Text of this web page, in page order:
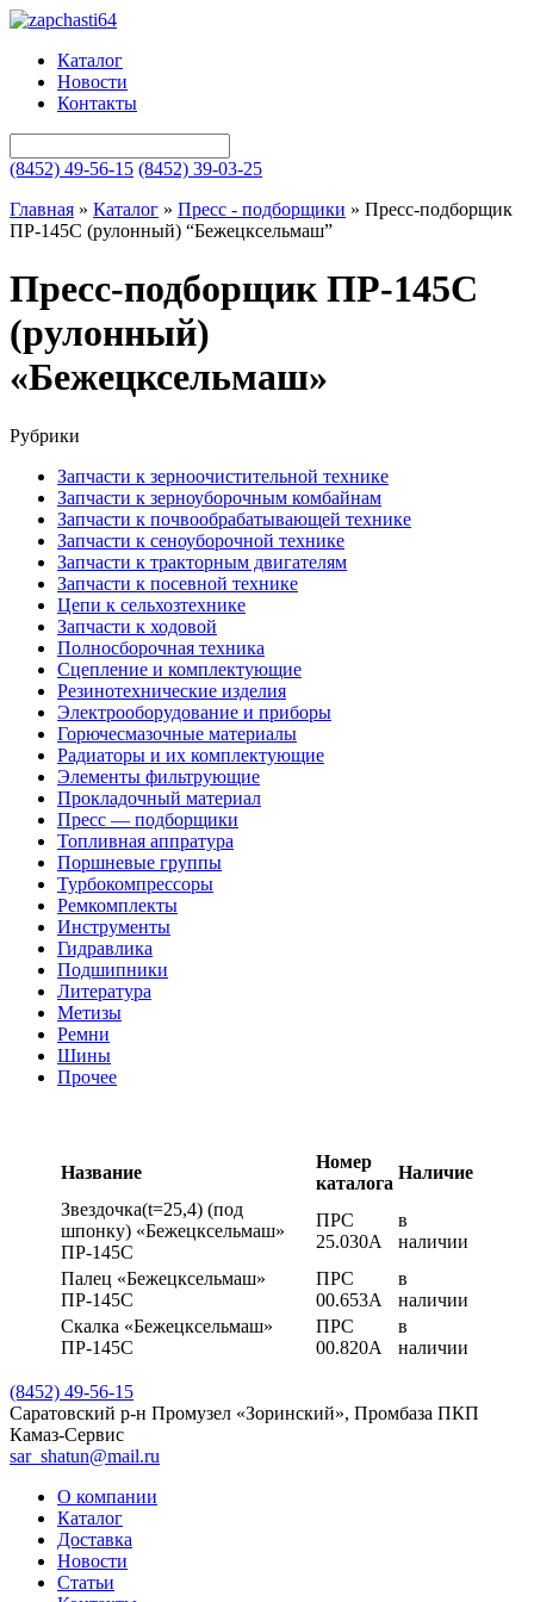
Каталог
Новости
Контакты
(8452) 49-56-15 (8452) 39-03-25
Главная » Каталог » Пресс - подборщики » Пресс-подборщик
ПР-145С (рулонный) “Бежецксельмаш”
Пресс-подборщик ПР-145С
(рулонный)
«Бежецксельмаш»
Рубрики
Запчасти к зерноочистительной технике
Запчасти к зерноуборочным комбайнам
Запчасти к почвообрабатывающей технике
Запчасти к сеноуборочной технике
Запчасти к тракторным двигателям
Запчасти к посевной технике
Цепи к сельхозтехнике
Запчасти к ходовой
Полносборочная техника
Сцепление и комплектующие
Резинотехнические изделия
Электрооборудование и приборы
Горючесмазочные материалы
Радиаторы и их комплектующие
Элементы фильтрующие
Прокладочный материал
Пресс — подборщики
Топливная аппратура
Поршневые группы
Турбокомпрессоры
Ремкомплекты
Инструменты
Гидравлика
Подшипники
Литература
Метизы
Ремни
Шины
Прочее
Название
Номер
каталога
Наличие
Звездочка(t=25,4) (под
шпонку) «Бежецксельмаш»
ПР-145С
ПРС
25.030А
в
наличии
Палец «Бежецксельмаш»
ПР-145С
ПРС
00.653А
в
наличии
Скалка «Бежецксельмаш»
ПР-145С
ПРС
00.820А
в
наличии
(8452) 49-56-15
Саратовский р-н Промузел «Зоринский», Промбаза ПКП
Камаз-Сервис
sar_shatun@mail.ru
О компании
Каталог
Доставка
Новости
Статьи